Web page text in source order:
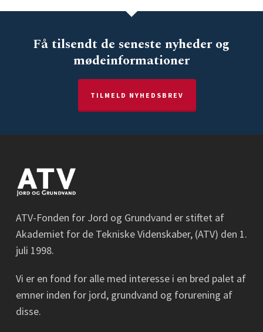
Få tilsendt de seneste nyheder og
mødeinformationer
TILMELD NYHEDSBREV
ATV-Fonden for Jord og Grundvand er stiftet af
Akademiet for de Tekniske Videnskaber, (ATV) den 1.
juli 1998.
Vi er en fond for alle med interesse i en bred palet af
emner inden for jord, grundvand og forurening af
disse.